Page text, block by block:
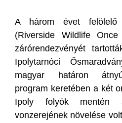
A három évet felölelő
(Riverside Wildlife
zárórendezvényét
Ipolytarnóci
magyar határon
program keretében a két
Ipoly folyók mentén
vonzerejének növelése